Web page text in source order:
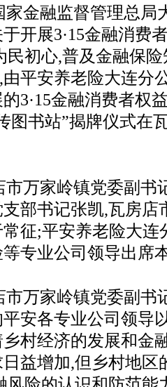
家金融监督管理总局
开展3·15金融消费
民初心,普及金融保
由平安养老险大连分
3·15金融消费者权
图书站”揭牌仪式在
市万家岭镇党委副书
部书记张凯,瓦房店
征;平安养老险大连
专业公司领导出席
市万家岭镇党委副书
安各专业公司领导
村经济的发展和金
益增加,但乡村地区